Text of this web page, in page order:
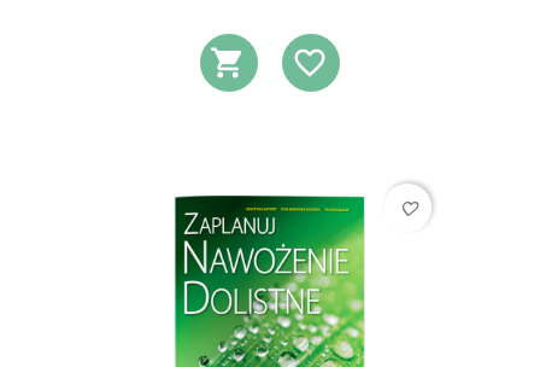
DODAJ DO
DODAJ DO
favorite_border